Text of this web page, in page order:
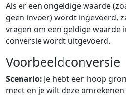
Als er een ongeldige waarde
geen invoer) wordt ingevoerd,
vragen om een geldige waarde
conversie wordt uitgevoerd.
Voorbeeldconversie
Scenario: Je hebt een hoop
meet en je wilt deze